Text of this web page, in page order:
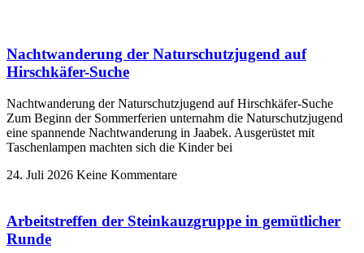
Nachtwanderung der Naturschutzjugend auf
Hirschkäfer-Suche
Nachtwanderung der Naturschutzjugend auf Hirschkäfer-Suche
Zum Beginn der Sommerferien unternahm die Naturschutzjugend
eine spannende Nachtwanderung in Jaabek. Ausgerüstet mit
Taschenlampen machten sich die Kinder bei
24. Juli 2026 Keine Kommentare
Arbeitstreffen der Steinkauzgruppe in gemütlicher
Runde